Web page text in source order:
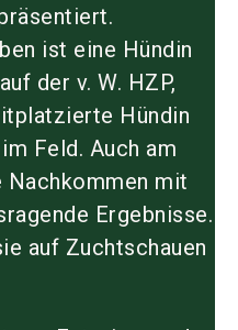
ist eine Hündin
der v. W. HZP,
Hündin
Feld. Auch am
mit
Ergebnisse.
auf Zuchtschauen